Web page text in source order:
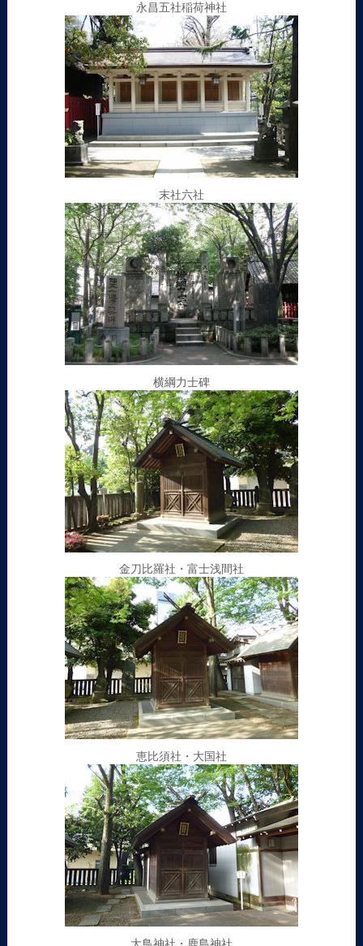
永昌五社稲荷神社
末社六社
横綱力士碑
金刀比羅社・富士浅間社
恵比須社・大国社